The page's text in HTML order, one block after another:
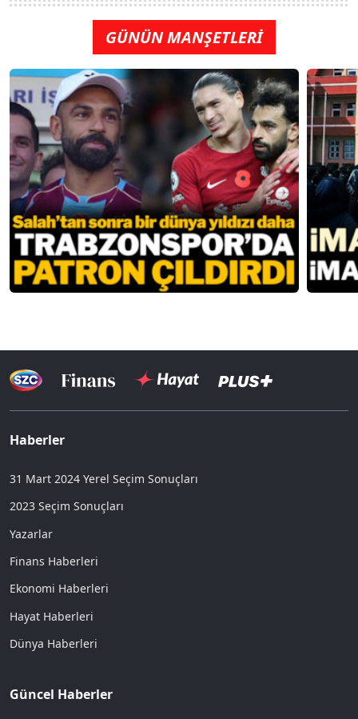
GÜNÜN MANŞETLERİ
Haberler
31 Mart 2024 Yerel Seçim Sonuçları
2023 Seçim Sonuçları
Yazarlar
Finans Haberleri
Ekonomi Haberleri
Hayat Haberleri
Dünya Haberleri
Güncel Haberler